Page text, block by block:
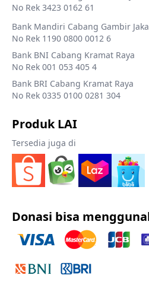
No Rek 3423 0162 61
Bank Mandiri Cabang Gambir
No Rek 1190 0800 0012 6
Bank BNI Cabang Kramat Raya
No Rek 001 053 405 4
Bank BRI Cabang Kramat Raya
No Rek 0335 0100 0281 304
Produk LAI
Tersedia juga di
Donasi bisa